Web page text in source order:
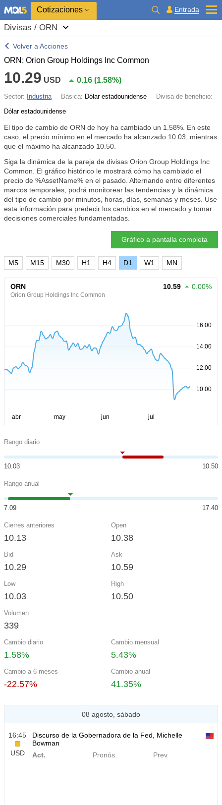
Cotizaciones Entrada
Divisas / ORN
Volver a Acciones
ORN: Orion Group Holdings Inc Common
10.29 USD 0.16 (1.58%)
Sector: Industria Básica: Dólar estadounidense
Divisa de beneficio:
Dólar estadounidense
El tipo de cambio de ORN de hoy ha cambiado un 1.58% . En este
caso, el precio mínimo en el mercado ha alcanzado 10.03, mientras
que el máximo ha alcanzado 10.50.
Siga la dinámica de la pareja de divisas Orion Group Holdings Inc
Common. El gráfico histórico le mostrará cómo ha cambiado el
precio de %AssetName% en el pasado. Alternando entre diferentes
marcos temporales, podrá monitorear las tendencias y la dinámica
del tipo de cambio por minutos, horas, días, semanas y meses. Use
esta información para predecir los cambios en el mercado y tomar
decisiones comerciales fundamentadas.
Gráfico a pantalla completa
M5 M15 M30 H1 H4 D1 W1 MN
ORN
Orion Group Holdings Inc Common
10.59 0.00%
Rango diario
10.03 10.50
Rango anual
7.09 17.40
Cierres anteriores
10.13
Open
10.38
Bid
10.29
Ask
10.59
Low
10.03
High
10.50
Volumen
339
Cambio diario
1.58%
Cambio mensual
5.43%
Cambio a 6 meses
-22.57%
Cambio anual
41.35%
08 agosto, sábado
16:45
USD
Discurso de la Gobernadora de la Fed, Michelle
Bowman
Act.
Pronós. Prev.